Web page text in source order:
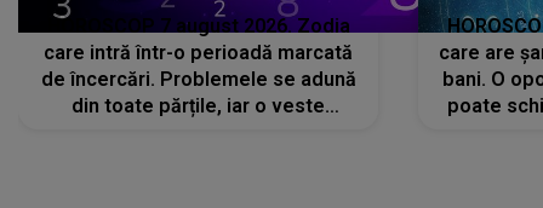
HOROSCOP 7 august 2026. Zodia
care intră într-o perioadă marcată
de încercări. Problemele se adună
din toate părțile, iar o veste
care are
bani. O
poate